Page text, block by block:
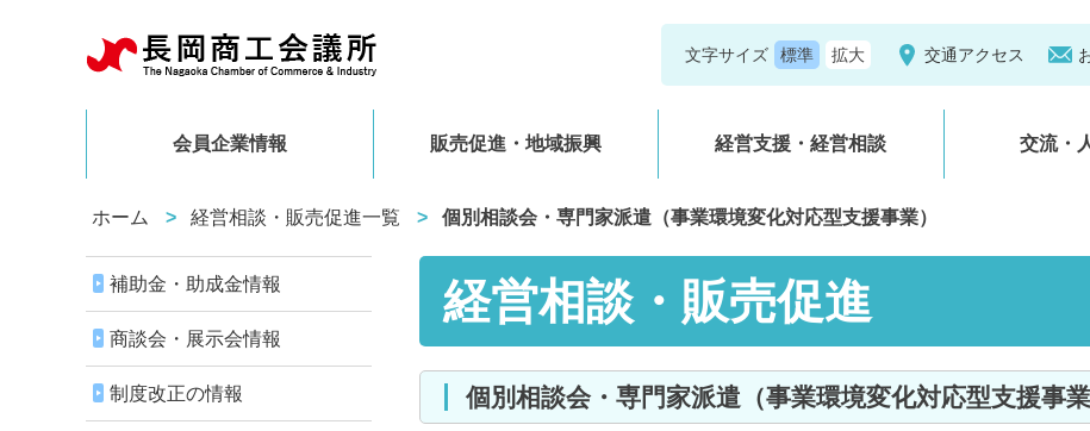
文字サイズ 交通アクセス
会員企業情報 販売促進・地域振興 経営支援・経営相談 交流・
ホーム 経営相談・販売促進一覧 個別相談会・専門家派遣（事業環境変化対応型支援事業）
経営相談・販売促進
個別相談会・専門家派遣（事業環境変化対応型支援事業
補助金・助成金情報
商談会・展示会情報
制度改正の情報